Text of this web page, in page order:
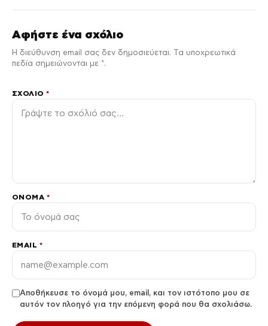
Αφήστε ένα σχόλιο
Η διεύθυνση email σας δεν δημοσιεύεται. Τα υποχρεωτικά
πεδία σημειώνονται με *.
ΣΧΌΛΙΟ*
ΌΝΟΜΑ *
EMAIL *
Αποθήκευσε το όνομά μου, email, και τον ιστότοπο μου σε
αυτόν τον πλοηγό για την επόμενη φορά που θα σχολιάσω.